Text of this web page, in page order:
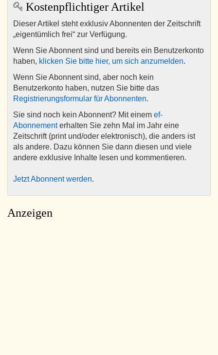
Kostenpflichtiger Artikel
Dieser Artikel steht exklusiv Abonnenten der Zeitschrift
„eigentümlich frei“ zur Verfügung.
Wenn Sie Abonnent sind und bereits ein Benutzerkonto
haben, klicken Sie bitte hier, um sich anzumelden.
Wenn Sie Abonnent sind, aber noch kein
Benutzerkonto haben, nutzen Sie bitte das
Registrierungsformular für Abonnenten.
Sie sind noch kein Abonnent? Mit einem ef-
Abonnementerhalten Sie zehn Mal im Jahr eine
Zeitschrift (print und/oder elektronisch), die anders ist
als andere. Dazu können Sie dann diesen und viele
andere exklusive Inhalte lesen und kommentieren.
Jetzt Abonnent werden.
Anzeigen